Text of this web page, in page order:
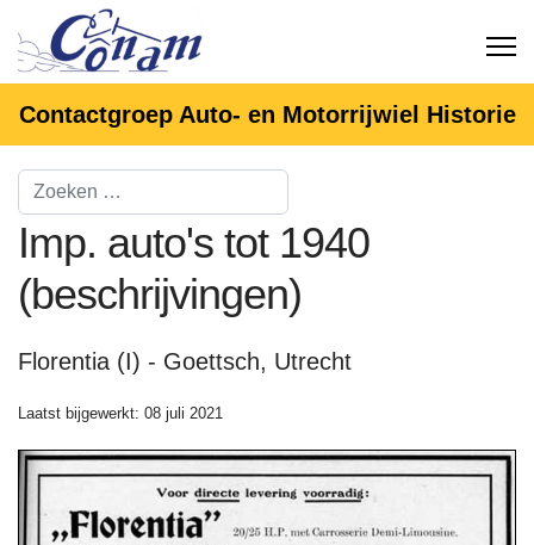
Contactgroep Auto- en Motorrijwiel Historie
Imp. auto's tot 1940
(beschrijvingen)
Florentia (I) - Goettsch, Utrecht
Laatst bijgewerkt: 08 juli 2021